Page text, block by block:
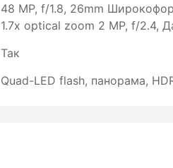
48 MP, f/1.8, 26mm
1.7x optical zoom 2 MP, f/2.4,
Так
Quad-LED flash, панорама,